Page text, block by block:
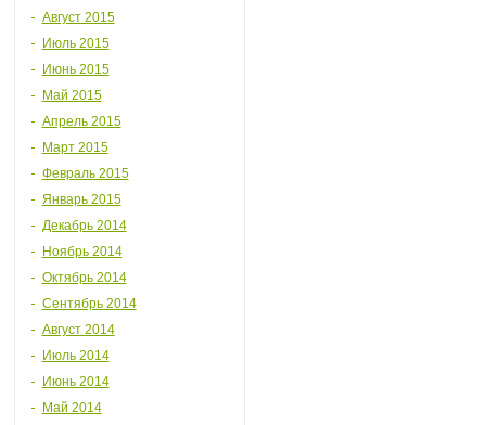
Август 2015
Июль 2015
Июнь 2015
Май 2015
Апрель 2015
Март 2015
Февраль 2015
Январь 2015
Декабрь 2014
Ноябрь 2014
Октябрь 2014
Сентябрь 2014
Август 2014
Июль 2014
Июнь 2014
Май 2014